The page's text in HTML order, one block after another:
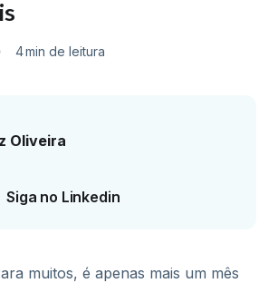
4min de leitura
Oliveira
Siga no Linkedin
muitos, é apenas mais um mês